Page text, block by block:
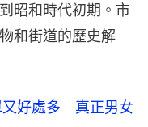
昭和時代初期。市
和街道的歷史解
好處多　真正男女